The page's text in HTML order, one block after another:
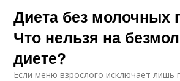
Диета без молочных
Что нельзя на
диете?
Если меню взрослого исключает лишь